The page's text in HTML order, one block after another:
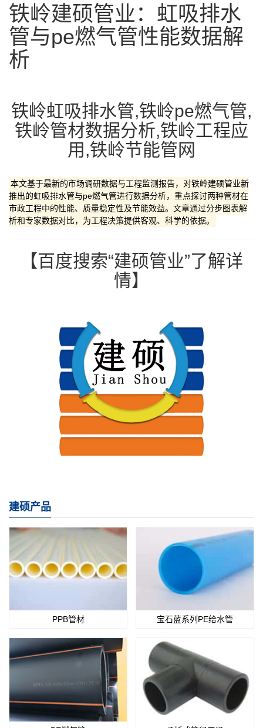
铁岭建硕管业：虹吸排水
管与pe燃气管性能数据解
析
铁岭虹吸排水管,铁岭pe燃气管,
铁岭管材数据分析,铁岭工程应
用,铁岭节能管网
本文基于最新的市场调研数据与工程监测报告，对铁岭建硕管业新
推出的虹吸排水管与pe燃气管进行数据分析，重点探讨两种管材在
市政工程中的性能、质量稳定性及节能效益。文章通过分步图表解
析和专家数据对比，为工程决策提供客观、科学的依据。
【百度搜索“建硕管业”了解详
情】
建硕产品
PPB管材 宝石蓝系列PE给水管